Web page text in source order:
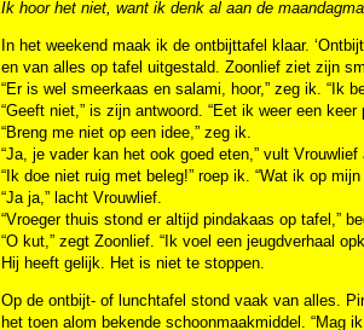
Ik hoor het niet, want ik denk al aan de
In het weekend maak ik de ontbijttafel klaar.
en van alles op tafel uitgestald. Zoonlief ziet zijn
“Er is wel smeerkaas en salami, hoor,” zeg ik. “Ik
“Geeft niet,” is zijn antwoord. “Eet ik weer een keer
“Breng me niet op een idee,” zeg ik.
“Ja, je vader kan het ook goed eten,” vult
“Ik doe niet ruig met beleg!” roep ik. “Wat ik op
“Ja ja,” lacht Vrouwlief.
“Vroeger thuis stond er altijd pindakaas op tafel,”
“O kut,” zegt Zoonlief. “Ik voel een jeugdverhaal
Hij heeft gelijk. Het is niet te stoppen.
Op de ontbijt- of lunchtafel stond vaak van alles.
het toen alom bekende schoonmaakmiddel. “Mag